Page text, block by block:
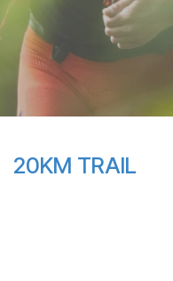
20KM TRAIL